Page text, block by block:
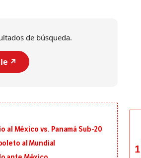
de búsqueda.
↗️
al México vs. Panamá Sub-20
al Mundial
1